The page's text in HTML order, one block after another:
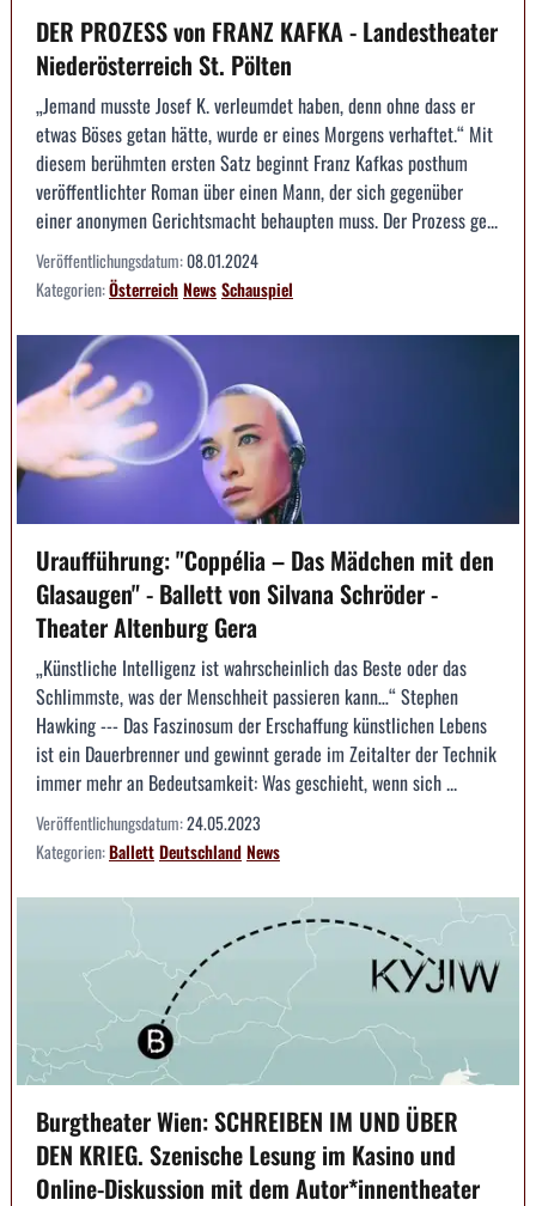
DER PROZESS von FRANZ KAFKA - Landestheater
Niederösterreich St. Pölten
„Jemand musste Josef K. verleumdet haben, denn ohne dass er
etwas Böses getan hätte, wurde er eines Morgens verhaftet.“ Mit
diesem berühmten ersten Satz beginnt Franz Kafkas posthum
veröffentlichter Roman über einen Mann, der sich gegenüber
einer anonymen Gerichtsmacht behaupten muss. Der Prozess ge...
Veröffentlichungsdatum:08.01.2024
Kategorien:ÖsterreichNewsSchauspiel
Uraufführung: "Coppélia – Das Mädchen mit den
Glasaugen" - Ballett von Silvana Schröder -
Theater Altenburg Gera
„Künstliche Intelligenz ist wahrscheinlich das Beste oder das
Schlimmste, was der Menschheit passieren kann…“ Stephen
Hawking --- Das Faszinosum der Erschaffung künstlichen Lebens
ist ein Dauerbrenner und gewinnt gerade im Zeitalter der Technik
immer mehr an Bedeutsamkeit: Was geschieht, wenn sich ...
Veröffentlichungsdatum:24.05.2023
Kategorien:BallettDeutschlandNews
Burgtheater Wien: SCHREIBEN IM UND ÜBER
DEN KRIEG. Szenische Lesung im Kasino und
Online-Diskussion mit dem Autor*innentheater